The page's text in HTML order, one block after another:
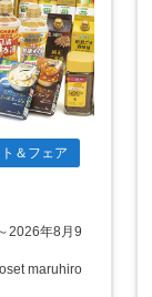
＆フェア
2026年8月9
maruhiro